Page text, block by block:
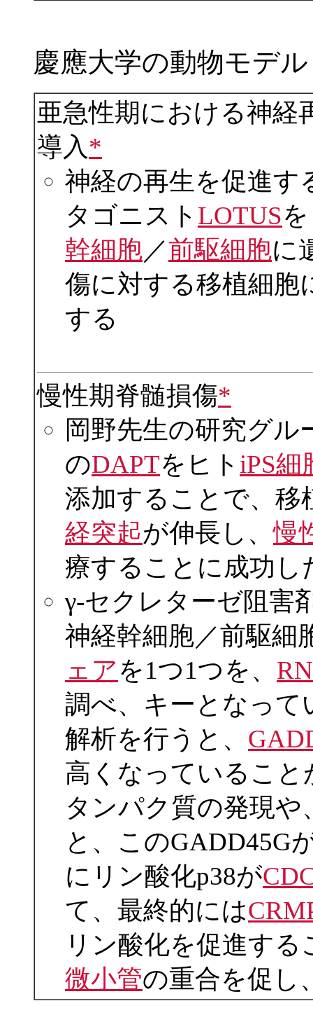
慶應大学の動物モデル
亜急性期における神経
導入 *
神経の再生を促進す
タゴニスト LOTUS
幹細胞／前駆細胞に
傷に対する移植細胞
する
慢性期脊髄損傷*
岡野先生の研究グル
のDAPTをヒト iPS細
添加することで、移
経突起が伸長し、慢
療することに成功し
γ-セクレターゼ阻害
神経幹細胞／前駆細
ェアを1つ1つを、
調べ、キーとなって
解析を行うと、
高くなっているこ
タンパク質の発現
と、このGADD45G
にリン酸化p38が
て、最終的には
リン酸化を促進する
微小管の重合を促し